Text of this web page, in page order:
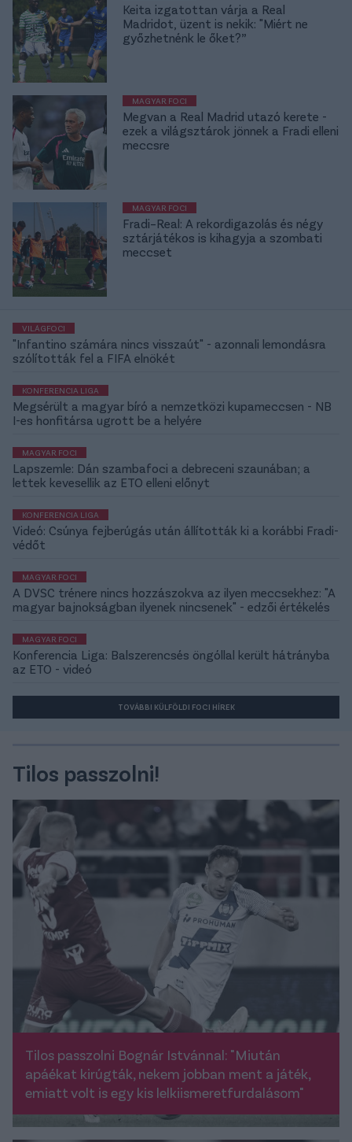
Keita izgatottan várja a Real
Madridot, üzent is nekik: "Miért ne
győzhetnénk le őket?”
MAGYAR FOCI
Megvan a Real Madrid utazó kerete -
ezek a világsztárok jönnek a Fradi elleni
meccsre
MAGYAR FOCI
Fradi–Real: A rekordigazolás és négy
sztárjátékos is kihagyja a szombati
meccset
VILÁGFOCI
"Infantino számára nincs visszaút" - azonnali lemondásra
szólították fel a FIFA elnökét
KONFERENCIA LIGA
Megsérült a magyar bíró a nemzetközi kupameccsen - NB
I-es honfitársa ugrott be a helyére
MAGYAR FOCI
Lapszemle: Dán szambafoci a debreceni szaunában; a
lettek kevesellik az ETO elleni előnyt
KONFERENCIA LIGA
Videó: Csúnya fejberúgás után állították ki a korábbi Fradi-
védőt
MAGYAR FOCI
A DVSC trénere nincs hozzászokva az ilyen meccsekhez: "A
magyar bajnokságban ilyenek nincsenek" - edzői értékelés
MAGYAR FOCI
Konferencia Liga: Balszerencsés öngóllal került hátrányba
az ETO - videó
TOVÁBBI KÜLFÖLDI FOCI HÍREK
Tilos passzolni!
Tilos passzolni Bognár Istvánnal: "Miután
apáékat kirúgták, nekem jobban ment a játék,
emiatt volt is egy kis lelkiismeretfurdalásom"